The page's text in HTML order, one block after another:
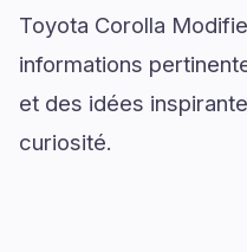
Toyota Corolla
informations
et des idées
curiosité.